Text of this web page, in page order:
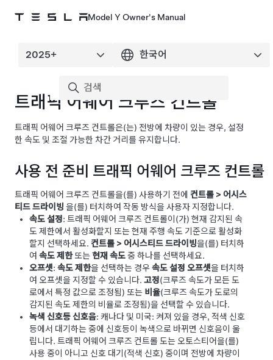
Model Y Owner's Manual
트래픽 어웨어 크루즈 컨트롤
트래픽 어웨어 크루즈 컨트롤은(는) 전방에 차량이 있는 경우, 설정
한 속도 및 조절 가능한 차간 거리를 유지합니다.
사용 전 준비 트래픽 어웨어 크루즈 컨트롤
트래픽 어웨어 크루즈 컨트롤을(를) 사용하기 전에 컨트롤 > 어시스
티드 드라이빙 을(를) 터치하여 작동 방식을 사용자 지정합니다.
속도 설정: 트래픽 어웨어 크루즈 컨트롤이(가) 현재 감지된 속
도 제한에서 활성화할지 또는 현재 주행 속도 기준으로 활성화
할지 선택하세요. 컨트롤 > 어시스티드 드라이빙을(를) 터치하
여 속도 제한또는현재 속도중 하나를 선택하세요.
오프셋: 속도 제한을 선택하는 경우속도 설정 오프셋을 터치하
여 오프셋을 지정할 수 있습니다. 고정(크루즈 속도가 모든 도
로에서 특정 값으로 조정됨) 또는 비율(크루즈 속도가 도로의
감지된 속도 제한의 비율로 조정됨)을 선택할 수 있습니다.
녹색 신호등 신호음: 캐나다 및 미국: 켜져 있을 경우, 적색 신호
등에서 대기하는 중에 신호등이 녹색으로 바뀌면 신호음이 울
립니다. 트래픽 어웨어 크루즈 컨트롤도는오토스티어을(를)
사용 중이 아니고 신호 대기(적색 신호) 중이며 전방에 차량이